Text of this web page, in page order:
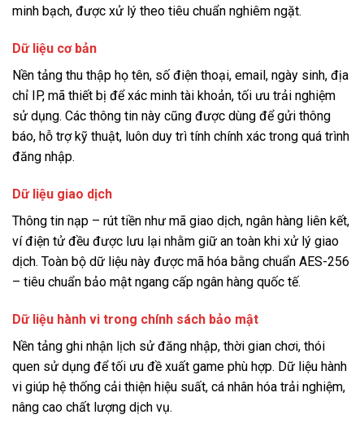
minh bạch, được xử lý theo tiêu chuẩn nghiêm ngặt.
Dữ liệu cơ bản
Nền tảng thu thập họ tên, số điện thoại, email, ngày sinh, địa
chỉ IP, mã thiết bị để xác minh tài khoản, tối ưu trải nghiệm
sử dụng. Các thông tin này cũng được dùng để gửi thông
báo, hỗ trợ kỹ thuật, luôn duy trì tính chính xác trong quá trình
đăng nhập.
Dữ liệu giao dịch
Thông tin nạp – rút tiền như mã giao dịch, ngân hàng liên kết,
ví điện tử đều được lưu lại nhằm giữ an toàn khi xử lý giao
dịch. Toàn bộ dữ liệu này được mã hóa bằng chuẩn AES-256
– tiêu chuẩn bảo mật ngang cấp ngân hàng quốc tế.
Dữ liệu hành vi trong chính sách bảo mật
Nền tảng ghi nhận lịch sử đăng nhập, thời gian chơi, thói
quen sử dụng để tối ưu đề xuất game phù hợp. Dữ liệu hành
vi giúp hệ thống cải thiện hiệu suất, cá nhân hóa trải nghiệm,
nâng cao chất lượng dịch vụ.